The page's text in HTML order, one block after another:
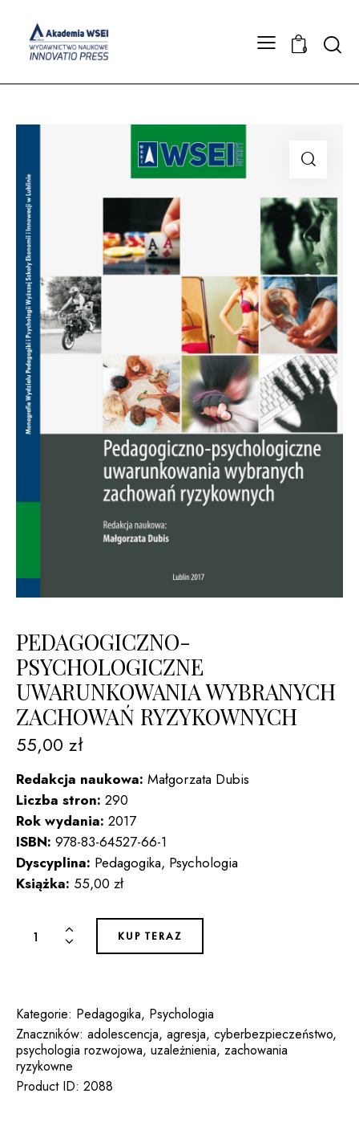
0
PEDAGOGICZNO-
PSYCHOLOGICZNE
UWARUNKOWANIA WYBRANYCH
ZACHOWAŃ RYZYKOWNYCH
55,00 zł
Redakcja naukowa: Małgorzata Dubis
Liczba stron: 290
Rok wydania: 2017
ISBN: 978-83-64527-66-1
Dyscyplina: Pedagogika, Psychologia
Książka: 55,00 zł
ilość
PEDAGOGICZNO-
WYBRANYCH
ZACHOWAŃ
RYZYKOWNYCH
KUP TERAZ
Kategorie: Pedagogika, Psychologia
Znaczników: adolescencja, agresja, cyberbezpieczeństwo,
psychologia rozwojowa, uzależnienia, zachowania
ryzykowne
Product ID: 2088